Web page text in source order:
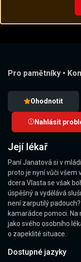
Pro pamětníky •
Ohodnotit
Nahlásit
Její lékař
Paní Janatová si v
proto je nyní vůči všem
dcera Vlasta se však
úspěšný a vydělává
není zarputilý
kamarádce pomoci.
jako svého osobního
o zapeklité situace.
Dostupné jazyky